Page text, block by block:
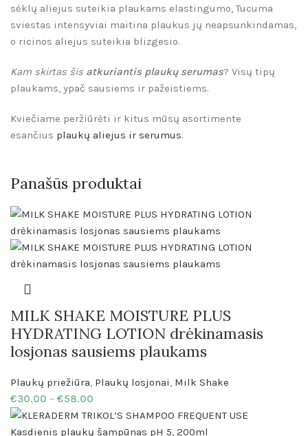
sėklų aliejus suteikia plaukams elastingumo, Tucuma
sviestas intensyviai maitina plaukus jų neapsunkindamas,
o ricinos aliejus suteikia blizgesio.
Kam skirtas šis atkuriantis plaukų serumas? Visų tipų
plaukams, ypač sausiems ir pažeistiems.
Kviečiame peržiūrėti ir kitus mūsų asortimente
esančius plaukų aliejus ir serumus.
Panašūs produktai
MILK SHAKE MOISTURE PLUS
HYDRATING LOTION drėkinamasis
losjonas sausiems plaukams
Plaukų priežiūra, Plaukų losjonai, Milk Shake
€30.00 – €58.00